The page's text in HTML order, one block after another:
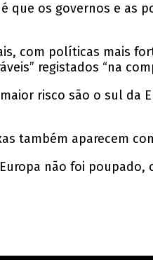
é que os governos e
com políticas mais
registados “na
maior risco são o sul
também aparecem
não foi poupado,